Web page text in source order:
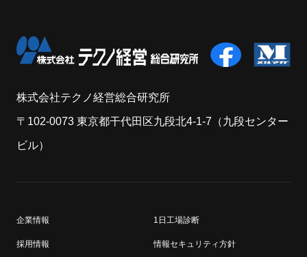
株式会社テクノ経営総合研究所
〒102-0073 東京都干代田区九段北4-1-7（九段センター
ビル）
企業情報 1日工場診断
採用情報 情報セキュリティ方針